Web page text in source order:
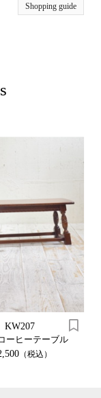
Shopping guide
KW207
ーヒーテーブル
（税込）